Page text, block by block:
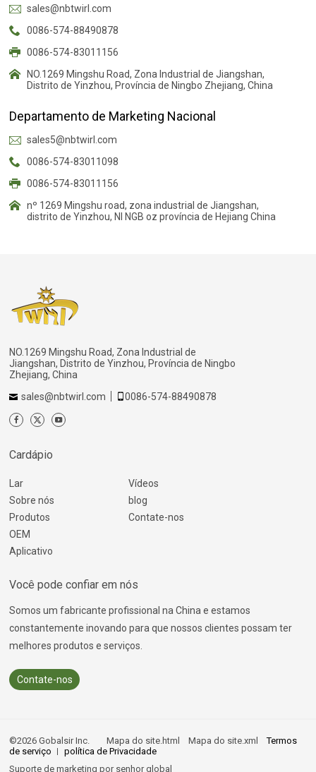
sales@nbtwirl.com
0086-574-88490878
0086-574-83011156
NO.1269 Mingshu Road, Zona Industrial de Jiangshan,
Distrito de Yinzhou, Província de Ningbo Zhejiang, China
Departamento de Marketing Nacional
sales5@nbtwirl.com
0086-574-83011098
0086-574-83011156
nº 1269 Mingshu road, zona industrial de Jiangshan,
distrito de Yinzhou, NI NGB oz província de Hejiang China
NO.1269 Mingshu Road, Zona Industrial de
Jiangshan, Distrito de Yinzhou, Província de Ningbo
Zhejiang, China
sales@nbtwirl.com
0086-574-88490878
Cardápio
Lar
Sobre nós
Produtos
OEM
Aplicativo
Vídeos
blog
Contate-nos
Você pode confiar em nós
Somos um fabricante profissional na China e estamos
constantemente inovando para que nossos clientes possam ter
melhores produtos e serviços.
Contate-nos
©2026 Gobalsir Inc.Mapa do site.html Mapa do site.xml
Termos
de serviço
política de Privacidade
Suporte de marketing por senhor global